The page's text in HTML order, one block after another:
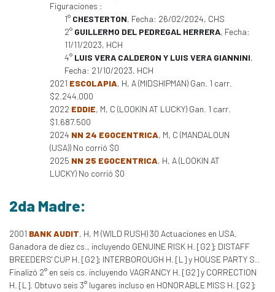
Figuraciones :
1° CHESTERTON, Fecha: 26/02/2024, CHS
2° GUILLERMO DEL PEDREGAL HERRERA, Fecha:
11/11/2023, HCH
4° LUIS VERA CALDERON Y LUIS VERA GIANNINI,
Fecha: 21/10/2023, HCH
2021 ESCOLAPIA, H, A (MIDSHIPMAN) Gan. 1 carr.
$2.244.000
2022 EDDIE, M, C (LOOKIN AT LUCKY) Gan. 1 carr.
$1.687.500
2024 NN 24 EGOCENTRICA, M, C (MANDALOUN
(USA)) No corrió $0
2025 NN 25 EGOCENTRICA, H, A (LOOKIN AT
LUCKY) No corrió $0
2da Madre:
2001 BANK AUDIT, H, M (WILD RUSH) 30 Actuaciones en USA.
Ganadora de diez cs., incluyendo GENUINE RISK H. [G2]; DISTAFF
BREEDERS' CUP H. [G2]; INTERBOROUGH H. [L] y HOUSE PARTY S..
Finalizó 2° en seis cs. incluyendo VAGRANCY H. [G2] y CORRECTION
H. [L]. Obtuvo seis 3° lugares incluso en HONORABLE MISS H. [G2];